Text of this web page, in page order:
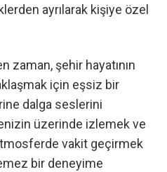
ayrılarak kişiye özel
zaman, şehir hayatının
için eşsiz bir
dalga seslerini
üzerinde izlemek ve
vakit geçirmek
bir deneyime